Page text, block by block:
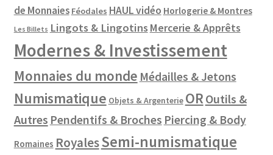
de Monnaies Féodales HAUL vidéo Horlogerie & Montres
Les Billets Lingots & Lingotins Mercerie & Apprêts
Modernes & Investissement
Monnaies du monde Médailles & Jetons
Numismatique Objets & Argenterie OR Outils &
Autres Pendentifs & Broches Piercing & Body
Romaines RoyalesSemi-numismatique